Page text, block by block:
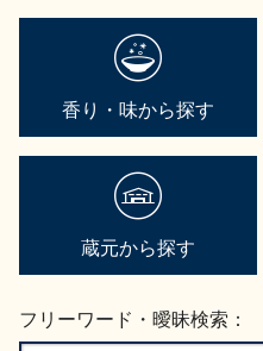
香り・味から探す
蔵元から探す
フリーワード・曖昧検索：